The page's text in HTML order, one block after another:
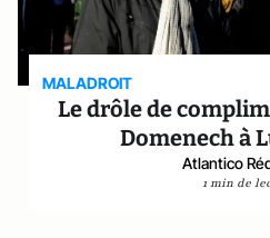
MALADROIT
Le drôle de
Domenech à
Atlantico
1 min de